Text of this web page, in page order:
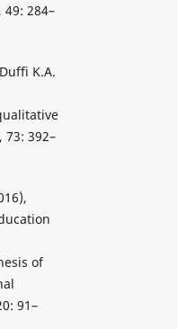
284–
K.A.
73: 392–
of
91–